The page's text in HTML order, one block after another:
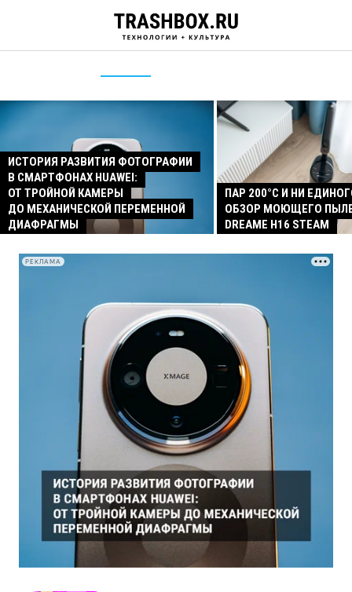
ИСТОРИЯ РАЗВИТИЯ ФОТОГРАФИИ
В СМАРТФОНАХ HUAWEI:
ОТ ТРОЙНОЙ КАМЕРЫ
ДО МЕХАНИЧЕСКОЙ ПЕРЕМЕННОЙ
ДИАФРАГМЫ
ПАР 200°C И НИ
ОБЗОР МОЮЩЕГО
DREAME H16 STEAM
РЕКЛАМА